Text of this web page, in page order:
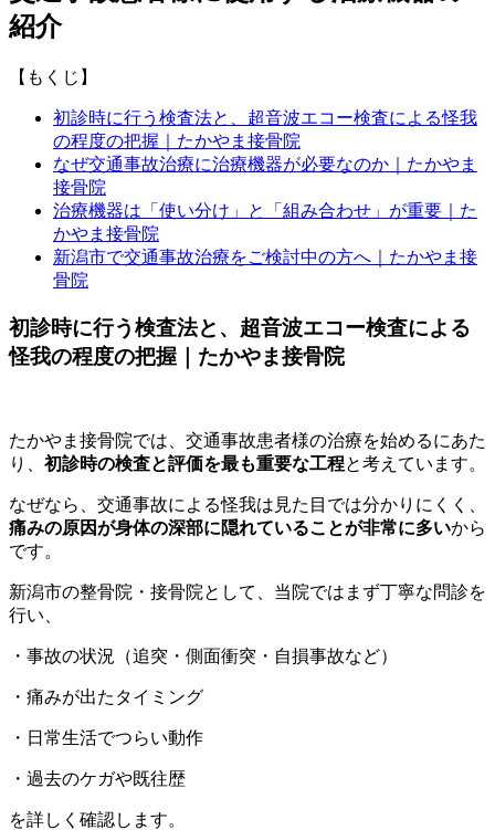
紹介
【もくじ】
初診時に行う検査法と、超音波エコー検査による怪我
の程度の把握｜たかやま接骨院
なぜ交通事故治療に治療機器が必要なのか｜たかやま
接骨院
治療機器は「使い分け」と「組み合わせ」が重要｜た
かやま接骨院
新潟市で交通事故治療をご検討中の方へ｜たかやま接
骨院
初診時に行う検査法と、超音波エコー検査による
怪我の程度の把握｜たかやま接骨院
たかやま接骨院では、交通事故患者様の治療を始めるにあた
り、 初診時の検査と評価を最も重要な工程と考えています。
なぜなら、交通事故による怪我は見た目では分かりにくく、
痛みの原因が身体の深部に隠れていることが非常に多いから
です。
新潟市の整骨院・接骨院として、当院ではまず丁寧な問診を
行い、
・事故の状況（追突・側面衝突・自損事故など）
・痛みが出たタイミング
・日常生活でつらい動作
・過去のケガや既往歴
を詳しく確認します。